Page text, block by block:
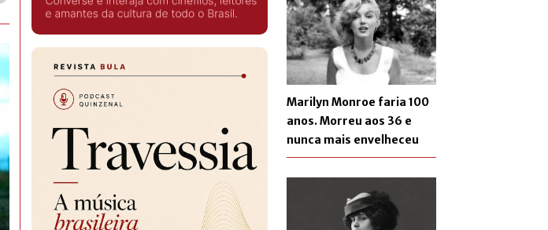
Marilyn Monroe faria 100
anos. Morreu aos 36 e
nunca mais envelheceu